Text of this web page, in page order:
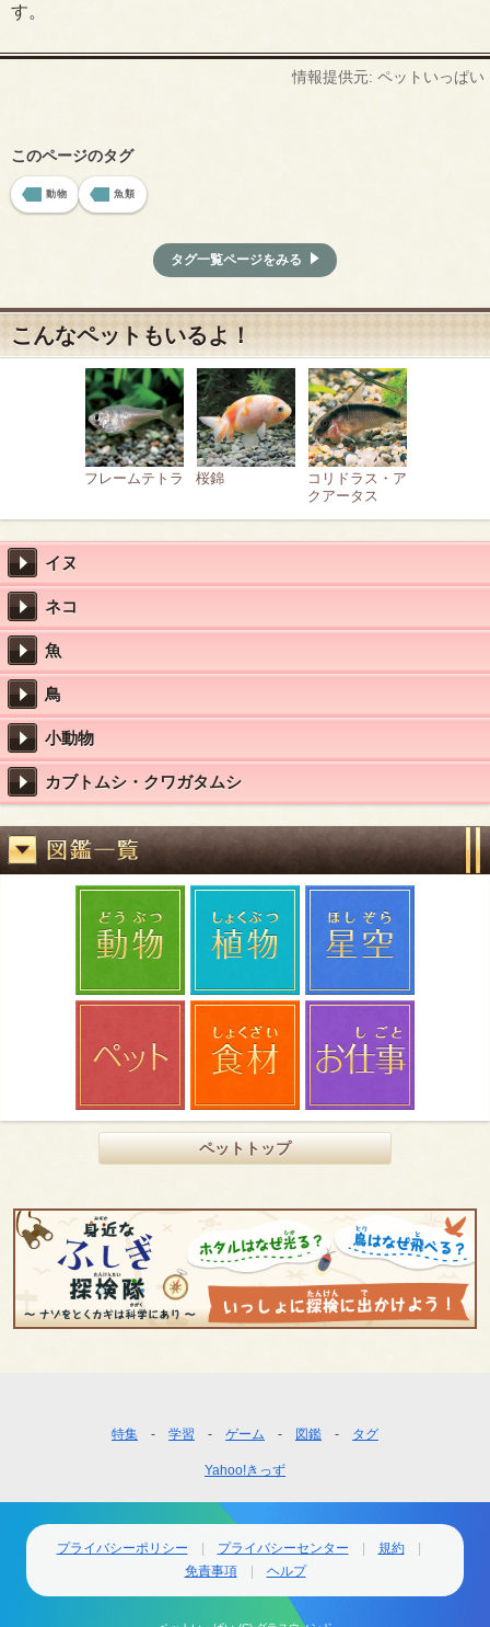
す。
情報提供元: ペットいっぱい
このページのタグ
動物 魚類
タグ一覧ページをみる
こんなペットもいるよ！
フレームテトラ 桜錦
コリドラス・ア
クアータス
イヌ
ネコ
魚
鳥
小動物
カブトムシ・クワガタムシ
ペットトップ
ー
ナ
ビ
特集 学習 ゲーム 図鑑 タグ
Yahoo!きっず
プライバシーポリシー プライバシーセンター
規約
免責事項
ヘルプ